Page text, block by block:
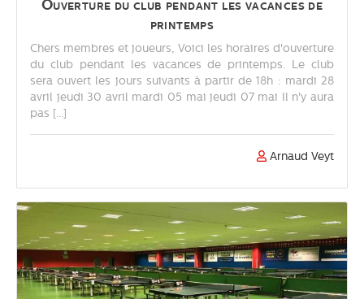
Ouverture du club pendant les vacances de
printemps
Chers membres et joueurs, Voici les horaires d'ouverture
du club pendant les vacances de printemps. Le club
sera ouvert les jours suivants à partir de 18h : mardi 28
avril jeudi 30 avril mardi 05 mai jeudi 07 mai Il n'y aura
pas [...]
Arnaud Veyt